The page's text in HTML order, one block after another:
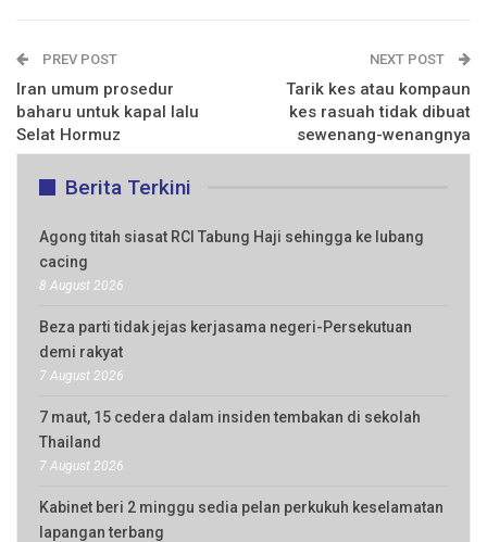
PREV POST
Iran umum prosedur
baharu untuk kapal lalu
Selat Hormuz
NEXT POST
Tarik kes atau kompaun
kes rasuah tidak dibuat
sewenang-wenangnya
Berita Terkini
Agong titah siasat RCI Tabung Haji sehingga ke lubang
cacing
8 August 2026
Beza parti tidak jejas kerjasama negeri-Persekutuan
demi rakyat
7 August 2026
7 maut, 15 cedera dalam insiden tembakan di sekolah
Thailand
7 August 2026
Kabinet beri 2 minggu sedia pelan perkukuh keselamatan
lapangan terbang